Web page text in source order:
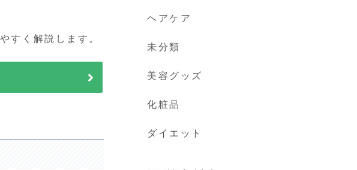
すく解説します。
ヘアケア
未分類
美容グッズ
化粧品
ダイエット